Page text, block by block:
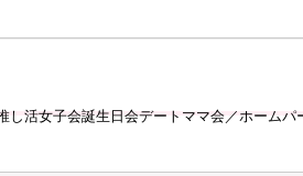
し活女子会誕生日会デートママ会／ホーム